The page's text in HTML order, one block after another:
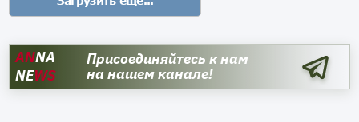
ANNA
NEWS
Присоединяйтесь к нам
на нашем канале!